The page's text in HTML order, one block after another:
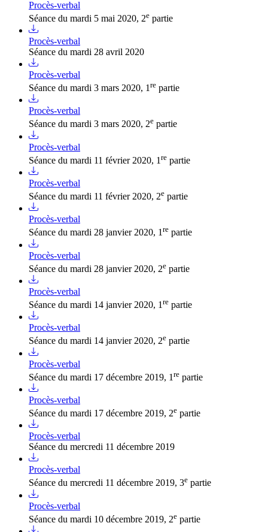
Procès-verbal
Séance du mardi 5 mai 2020, 2e partie
Procès-verbal
Séance du mardi 28 avril 2020
Procès-verbal
Séance du mardi 3 mars 2020, 1re partie
Procès-verbal
Séance du mardi 3 mars 2020, 2e partie
Procès-verbal
Séance du mardi 11 février 2020, 1 re partie
Procès-verbal
Séance du mardi 11 février 2020, 2e partie
Procès-verbal
Séance du mardi 28 janvier 2020, 1re partie
Procès-verbal
Séance du mardi 28 janvier 2020, 2e partie
Procès-verbal
Séance du mardi 14 janvier 2020, 1re partie
Procès-verbal
Séance du mardi 14 janvier 2020, 2e partie
Procès-verbal
Séance du mardi 17 décembre 2019, 1 re partie
Procès-verbal
Séance du mardi 17 décembre 2019, 2e partie
Procès-verbal
Séance du mercredi 11 décembre 2019
Procès-verbal
Séance du mercredi 11 décembre 2019, 3e partie
Procès-verbal
Séance du mardi 10 décembre 2019, 2e partie